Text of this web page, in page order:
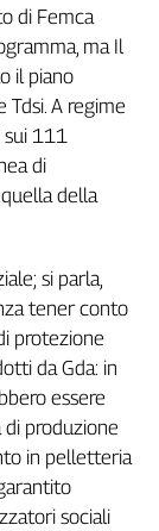
di Femca
ma Il
il piano
Tdsi. A regime
sui 111
di
della
si parla,
tener conto
protezione
da Gda: in
essere
di produzione
in pelletteria
sociali